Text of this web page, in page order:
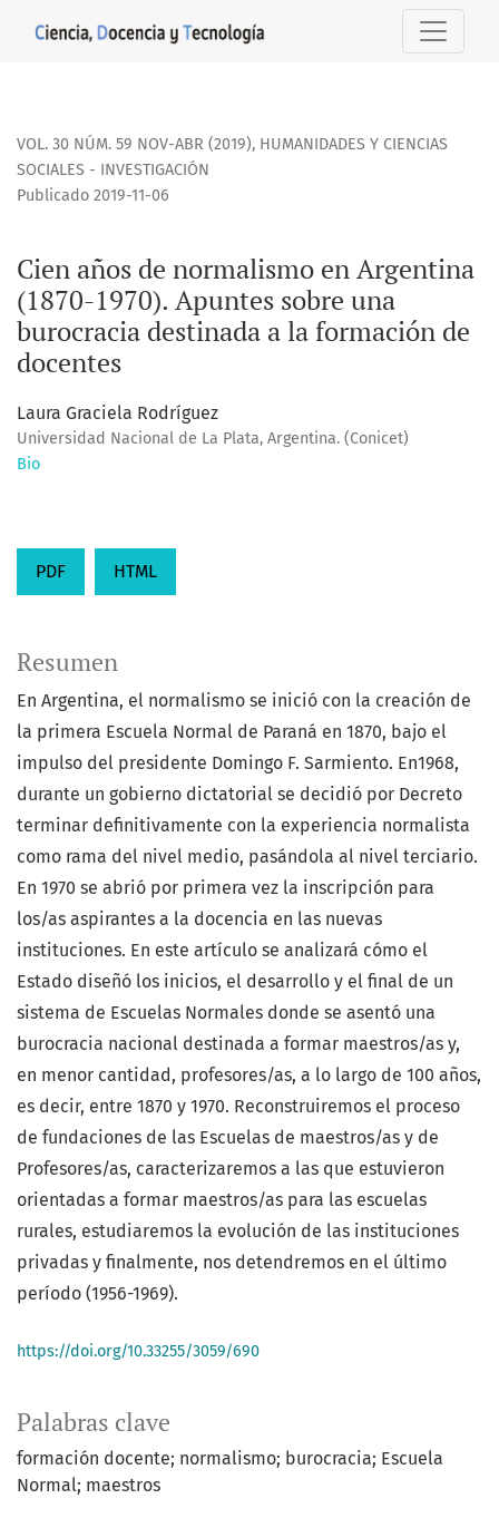
Cien años de normalismo en Argentina (1870-1970).
VOL. 30 NÚM. 59 NOV-ABR (2019), HUMANIDADES Y CIENCIAS
SOCIALES - INVESTIGACIÓN
Cien años de normalismo en Argentina
(1870-1970). Apuntes sobre una
burocracia destinada a la formación de
docentes
Publicado 2019-11-06
Laura Graciela Rodríguez
Universidad Nacional de La Plata, Argentina. (Conicet)
Bio
PDF HTML
Palabras clave
formación docente; normalismo; burocracia; Escuela
Normal; maestros
Resumen
En Argentina, el normalismo se inició con la creación de
la primera Escuela Normal de Paraná en 1870, bajo el
impulso del presidente Domingo F. Sarmiento. En1968,
durante un gobierno dictatorial se decidió por Decreto
terminar definitivamente con la experiencia normalista
como rama del nivel medio, pasándola al nivel terciario.
En 1970 se abrió por primera vez la inscripción para
los/as aspirantes a la docencia en las nuevas
instituciones. En este artículo se analizará cómo el
Estado diseñó los inicios, el desarrollo y el final de un
sistema de Escuelas Normales donde se asentó una
burocracia nacional destinada a formar maestros/as y,
en menor cantidad, profesores/as, a lo largo de 100 años,
es decir, entre 1870 y 1970. Reconstruiremos el proceso
de fundaciones de las Escuelas de maestros/as y de
Profesores/as, caracterizaremos a las que estuvieron
orientadas a formar maestros/as para las escuelas
rurales, estudiaremos la evolución de las instituciones
privadas y finalmente, nos detendremos en el último
período (1956-1969).
https://doi.org/10.33255/3059/690